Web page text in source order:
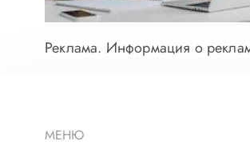
Реклама. Информация о
МЕНЮ